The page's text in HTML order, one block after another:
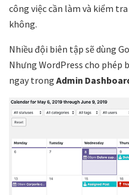
công việc cần làm và kiểm
không.
Nhiều đội biên tập sẽ dùng
Nhưng WordPress cho phép
ngay trong Admin